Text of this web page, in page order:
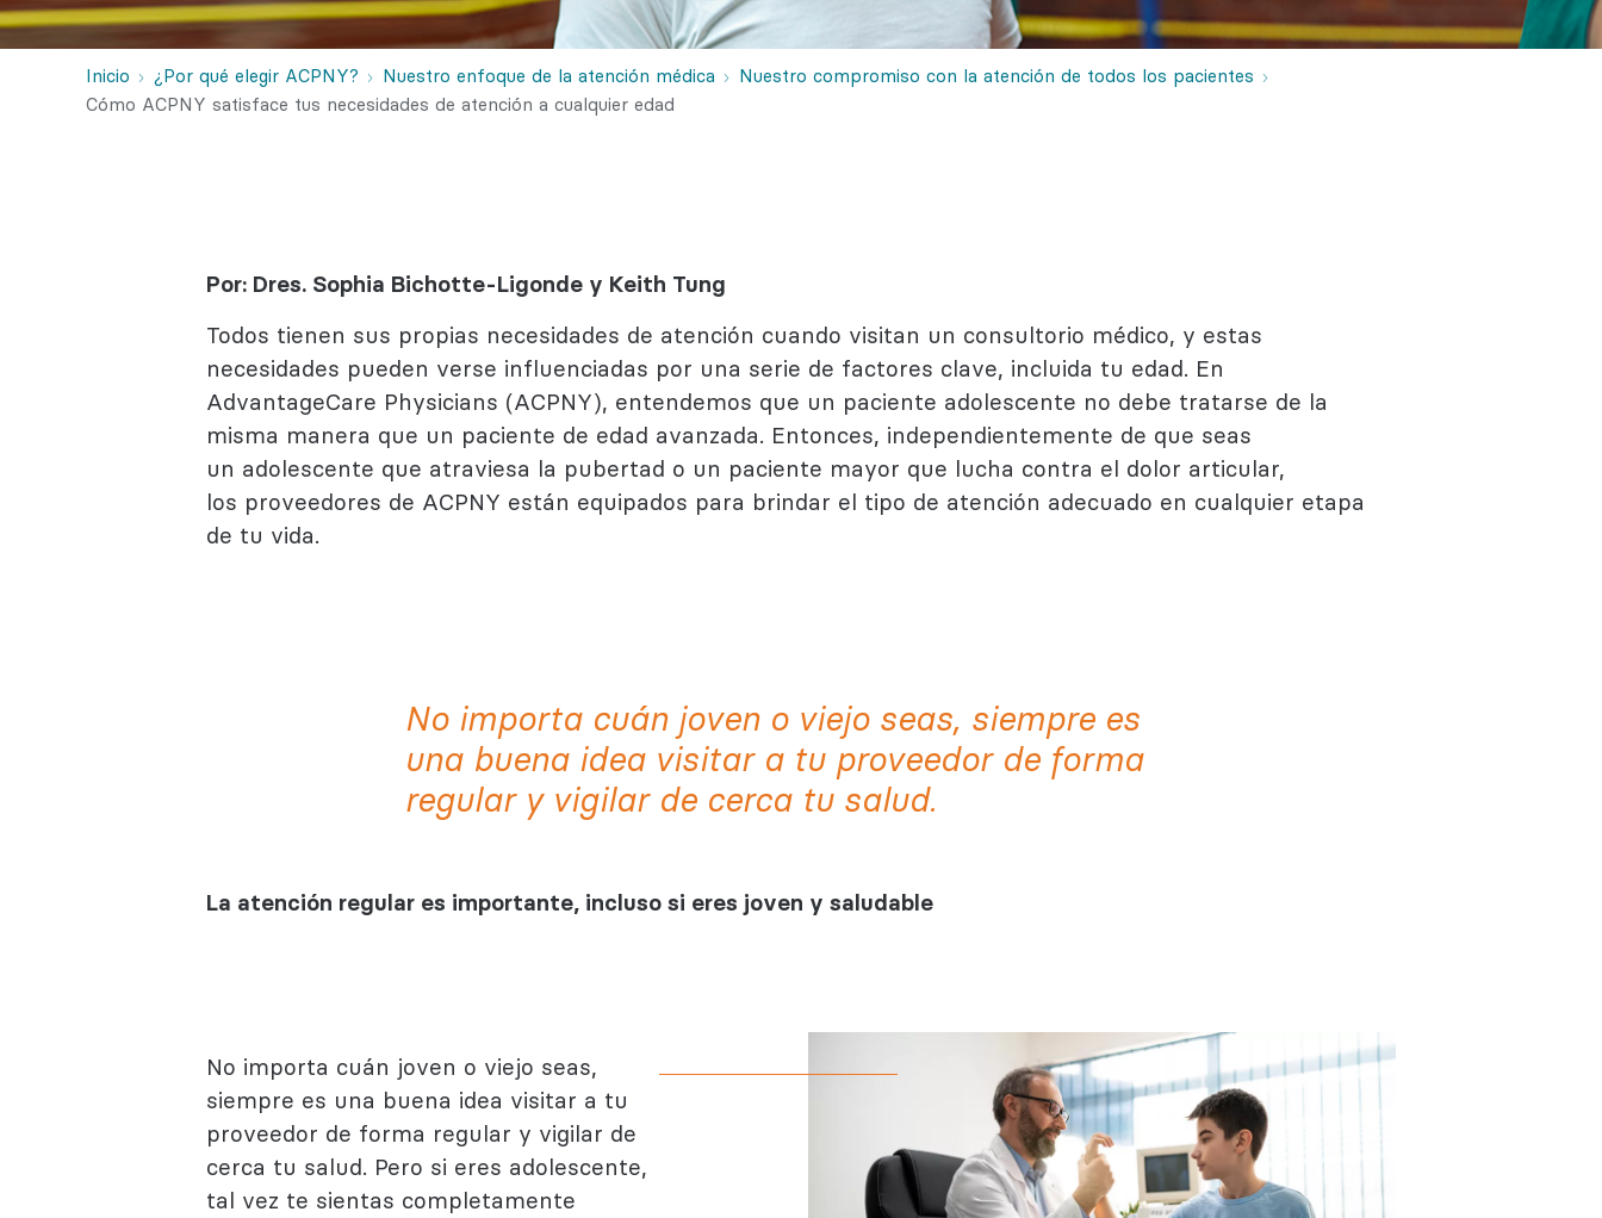
Más información
Salud conductual
Reumatología
Inicio ¿Por qué elegir ACPNY? Nuestro enfoque de la atención médica
Nuestro compromiso con la atención de todos los pacientes
Cómo ACPNY satisface tus necesidades de atención a cualquier edad
Por: Dres. Sophia Bichotte-Ligonde y Keith Tung
Todos tienen sus propias necesidades de atención cuando visitan un consultorio médico, y estas
necesidades pueden verse influenciadas por una serie de factores clave, incluida tu edad. En
AdvantageCare Physicians (ACPNY), entendemos que un paciente adolescente no debe tratarse de la
misma manera que un paciente de edad avanzada. Entonces, independientemente de que seas
un adolescente que atraviesa la pubertad o un paciente mayor que lucha contra el dolor articular,
los proveedores de ACPNY están equipados para brindar el tipo de atención adecuado en cualquier etapa
de tu vida.
No importa cuán joven o viejo seas, siempre es
una buena idea visitar a tu proveedor de forma
regular y vigilar de cerca tu salud.
La atención regular es importante, incluso si eres joven y saludable
No importa cuán joven o viejo seas,
siempre es una buena idea visitar a tu
proveedor de forma regular y vigilar de
cerca tu salud. Pero si eres adolescente,
tal vez te sientas completamente